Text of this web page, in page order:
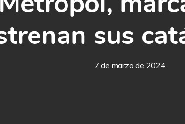
sus
7 de marzo de 2024